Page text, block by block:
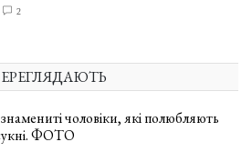
2
чоловіки, які полюбляють
ФОТО